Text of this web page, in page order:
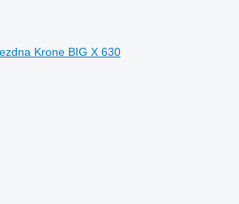
Krone BIG X 630